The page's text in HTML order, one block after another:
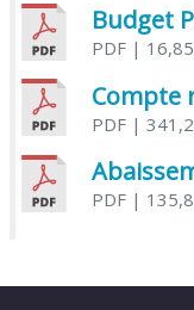
Budget
PDF| 16,85
PDF|
PDF|